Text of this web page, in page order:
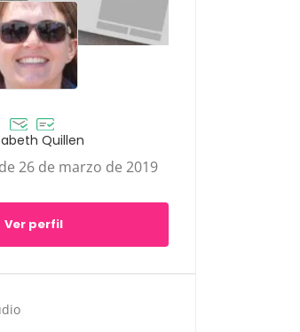
Quillen
26 de marzo de 2019
Ver perfil